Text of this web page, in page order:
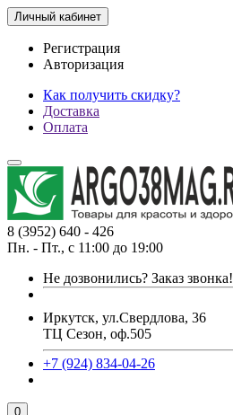
Личный кабинет
Регистрация
Авторизация
Как получить скидку?
Доставка
Оплата
8 (3952) 640 - 426
Пн. - Пт., с 11:00 до 19:00
Не дозвонились? Заказ звонка!
Иркутск, ул.Свердлова, 36
ТЦ Сезон, оф.505
+7 (924) 834-04-26
0